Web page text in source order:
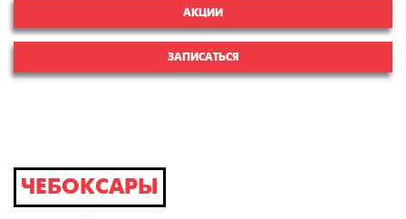
АКЦИИ
ЗАПИСАТЬСЯ
ЧЕБОКСАРЫ